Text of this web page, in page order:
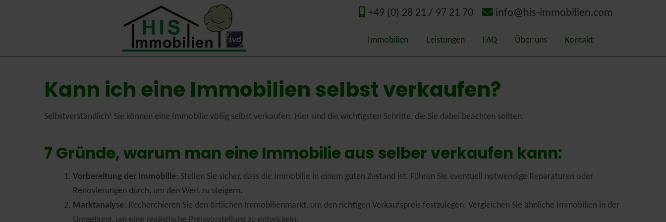
+49 (0) 28 21 / 97 21 70 info@his-immobilien.com
Immobilien Leistungen
Wertermittlung – Gutachten
ImmoSchaden-Bewerter
Energieausweis
Nederlands
FAQ Über uns Kontakt
Kann ich eine Immobilien selbst verkaufen?
Selbstverständlich! Sie können eine Immobilie völlig selbst verkaufen. Hier sind die wichtigsten Schritte, die Sie dabei beachten sollten.
7 Gründe, warum man eine Immobilie aus selber verkaufen kann:
Vorbereitung der Immobilie: Stellen Sie sicher, dass die Immobilie in einem guten Zustand ist. Führen Sie eventuell notwendige Reparaturen oder
Renovierungen durch, um den Wert zu steigern.
Marktanalyse: Recherchieren Sie den örtlichen Immobilienmarkt, um den richtigen Verkaufspreis festzulegen. Vergleichen Sie ähnliche Immobilien in der
Umgebung, um eine realistische Preisvorstellung zu entwickeln.